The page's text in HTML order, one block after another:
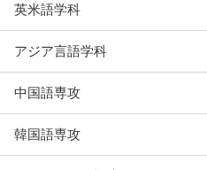
英米語学科
アジア言語学科
中国語専攻
韓国語専攻